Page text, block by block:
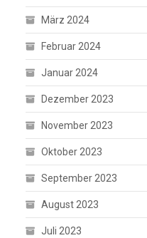
März 2024
Februar 2024
Januar 2024
Dezember 2023
November 2023
Oktober 2023
September 2023
August 2023
Juli 2023